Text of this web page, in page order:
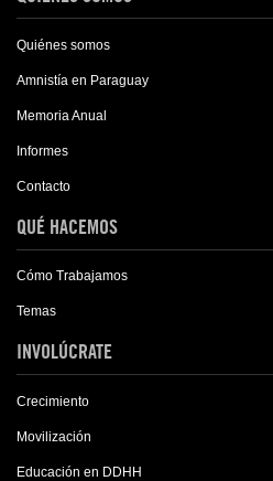
Quiénes somos
Amnistía en Paraguay
Memoria Anual
Informes
Contacto
QUÉ HACEMOS
Cómo Trabajamos
Temas
INVOLÚCRATE
Crecimiento
Movilización
Educación en DDHH